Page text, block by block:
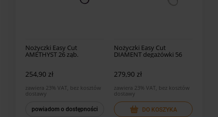
Nożyczki Easy Cut
AMETHYST 26 ząb.
254,90 zł
zawiera 23% VAT, bez kosztów
dostawy
powiadom o dostępności
Nożyczki Easy Cut
DIAMENT degażówki 56
279,90 zł
zawiera 23% VAT, bez kosztów
dostawy
DO KOSZYKA